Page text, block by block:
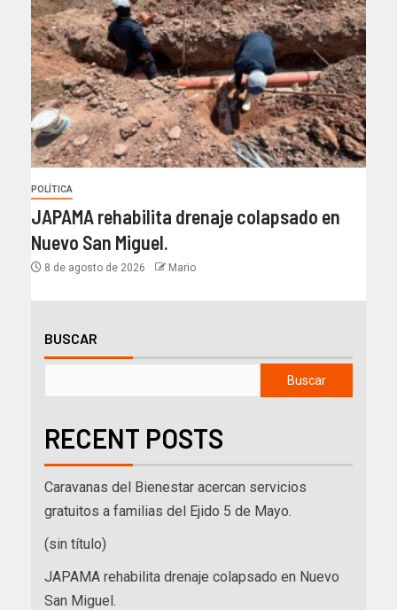
POLÍTICA
JAPAMA rehabilita drenaje colapsado en
Nuevo San Miguel.
8 de agosto de 2026 Mario
BUSCAR
Buscar
RECENT POSTS
Caravanas del Bienestar acercan servicios
gratuitos a familias del Ejido 5 de Mayo.
(sin título)
JAPAMA rehabilita drenaje colapsado en Nuevo
San Miguel.